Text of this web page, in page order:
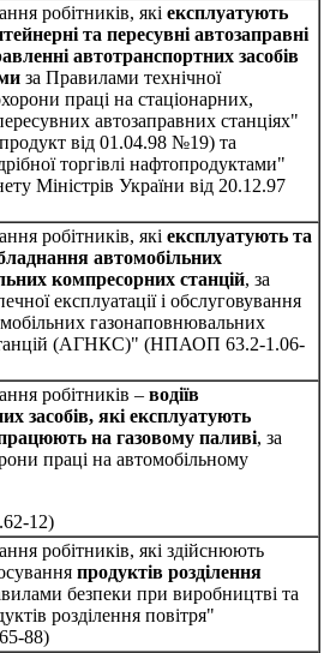
робітників, які експлуатують
та пересувні автозаправні
автотранспортних засобів
за Правилами технічної
праці на стаціонарних,
автозаправних станціях"
від 01.04.98 №19) та
торгівлі нафтопродуктами"
Міністрів України від 20.12.97
робітників, які експлуатують та
автомобільних
компресорних станцій, за
експлуатації і обслуговування
газонаповнювальних
(АГНКС)" (НПАОП 63.2-1.06-
робітників – водіїв
засобів, які експлуатують
на газовому паливі, за
праці на автомобільному
12)
робітників, які здійснюють
продуктів розділення
безпеки при виробництві та
розділення повітря"
88)